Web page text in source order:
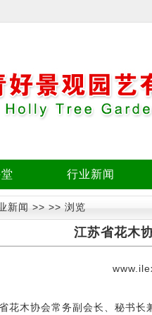
行业新闻
新闻 >> >> 浏览
江苏省花木
花木协会常务副会长、秘书